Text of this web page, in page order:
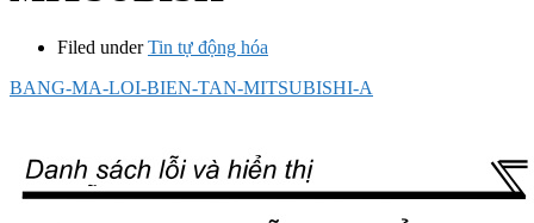
Filed underTin tự động hóa
BANG-MA-LOI-BIEN-TAN-MITSUBISHI-A